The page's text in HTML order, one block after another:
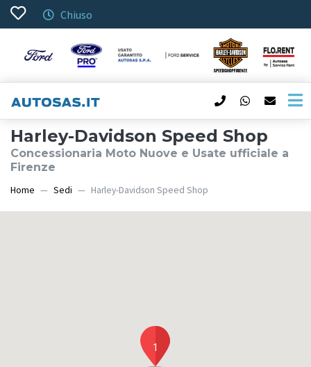
Chiuso
Harley-Davidson Speed Shop
Concessionaria Moto Nuove e Usate ufficiale a
Firenze
Home Sedi Harley-Davidson Speed Shop
1